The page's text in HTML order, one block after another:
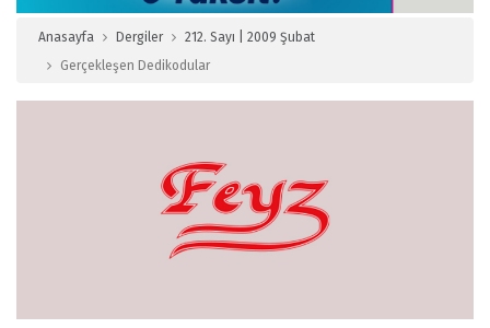
Anasayfa Dergiler
212. Sayı | 2009 Şubat
Gerçekleşen Dedikodular